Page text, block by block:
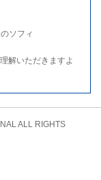
ソフィ
解いただきますよ